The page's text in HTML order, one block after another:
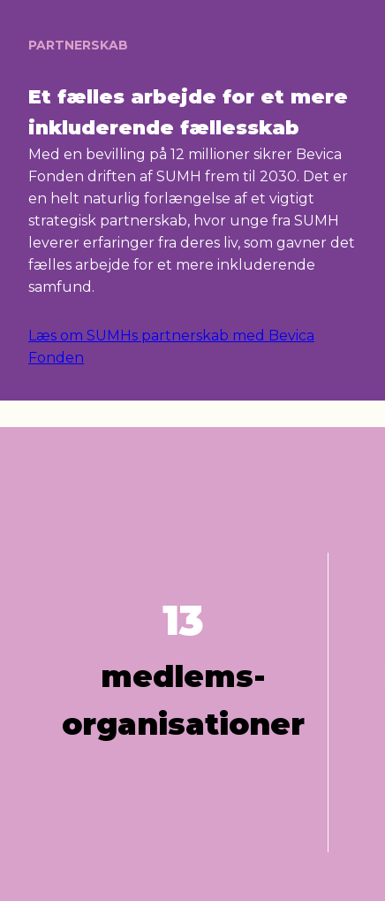
PARTNERSKAB
Et fælles arbejde for et mere
inkluderende fællesskab
Med en bevilling på 12 millioner sikrer Bevica
Fonden driften af SUMH frem til 2030. Det er
en helt naturlig forlængelse af et vigtigt
strategisk partnerskab, hvor unge fra SUMH
leverer erfaringer fra deres liv, som gavner det
fælles arbejde for et mere inkluderende
samfund.
Læs om SUMHs partnerskab med Bevica
Fonden
13
medlems­
organisationer